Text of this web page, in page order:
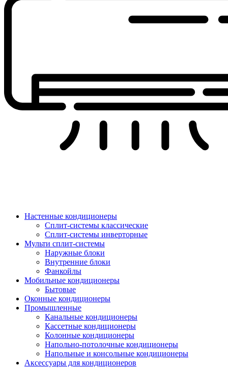
Настенные кондиционеры
Сплит-системы классические
Сплит-системы инверторные
Мульти сплит-системы
Наружные блоки
Внутренние блоки
Фанкойлы
Мобильные кондиционеры
Бытовые
Оконные кондиционеры
Промышленные
Канальные кондиционеры
Кассетные кондиционеры
Колонные кондиционеры
Напольно-потолочные кондиционеры
Напольные и консольные кондиционеры
Аксессуары для кондиционеров